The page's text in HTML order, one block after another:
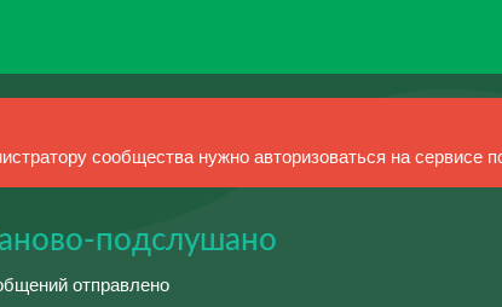
сообщества нужно авторизоваться на сервисе
подслушано
отправлено